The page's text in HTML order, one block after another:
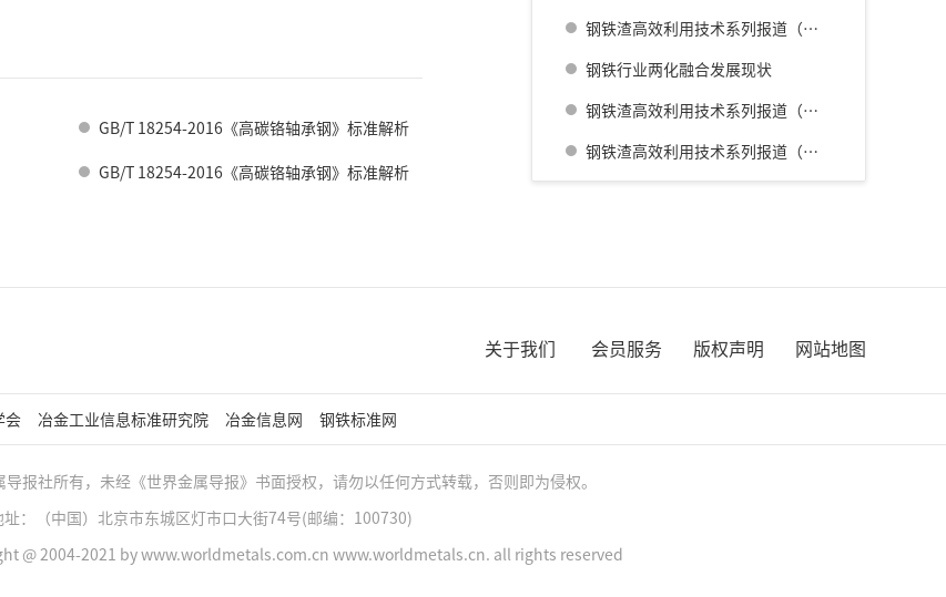
GB/T 18254-2016《高碳铬轴承钢》标准解析
GB/T 18254-2016《高碳铬轴承钢》标准解析
钢铁渣高效利用技术系列报道（五） 八幡厂钢铁渣的利用
钢铁行业两化融合发展现状
钢铁渣高效利用技术系列报道（三） 名古屋厂铁水预处理炉渣肥料化的开发
钢铁渣高效利用技术系列报道（四） 广畑厂灰石材生产利用技术的开发
关于我们 会员服务 版权声明 网站地图
会 冶金工业信息标准研究院 冶金信息网 钢铁标准网
报社所有，未经《世界金属导报》书面授权，请勿以任何方式转载，否则即为侵权。
址：（中国）北京市东城区灯市口大街74号(邮编：100730)
@ 2004-2021 by www.worldmetals.com.cn www.worldmetals.cn. all rights reserved